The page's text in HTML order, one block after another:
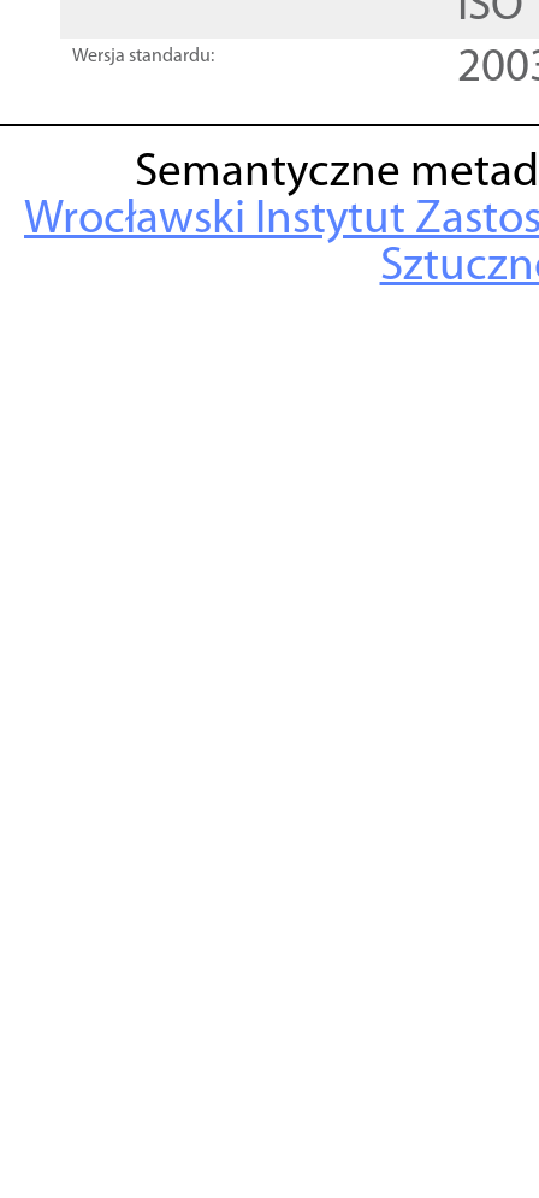
Wersja standardu:
Semantyczne
Wrocławski Instytut